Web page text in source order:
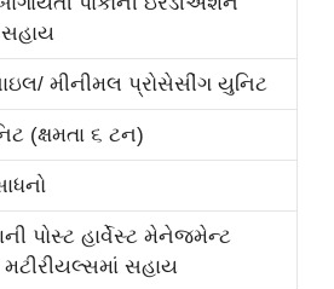
સહાય
મીનીમલ પ્રોસેસીંગ યુનિટ
(ક્ષમતા ૬ ટન)
પોસ્ટ હાર્વેસ્ટ મેનેજમેન્ટ
સહાય